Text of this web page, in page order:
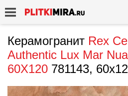
Керамогранит Rex
Authentic Lux Mar
60X120 781143,